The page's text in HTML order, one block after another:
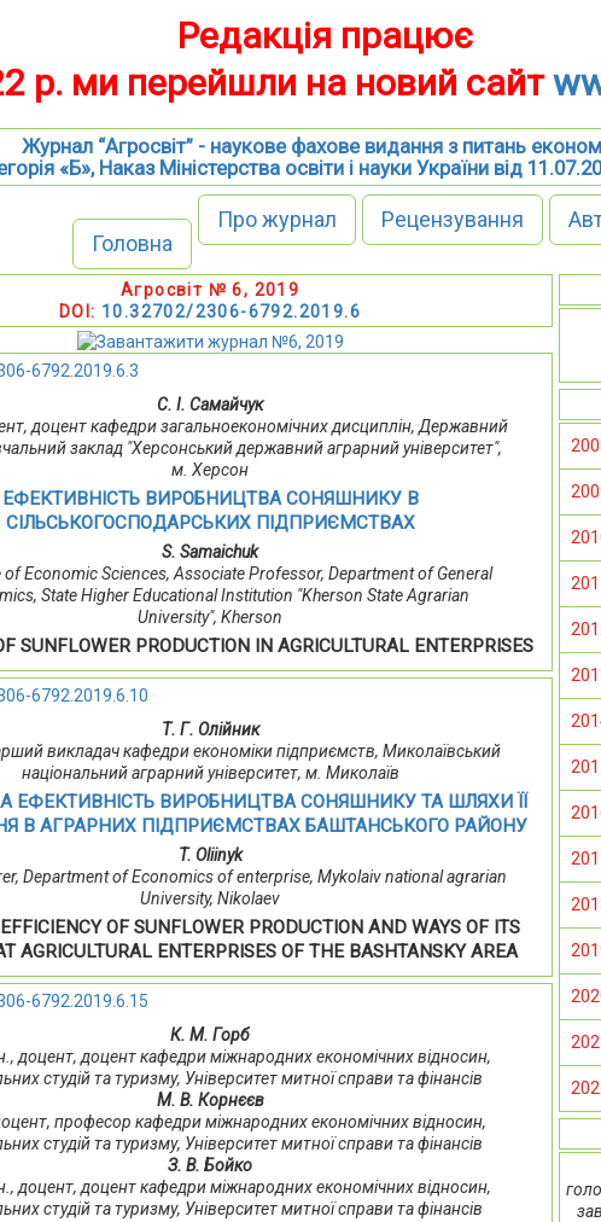
Редакція працює
р. ми перейшли на новий сайт
Журнал “Агросвіт” - наукове фахове видання з питань
«Б», Наказ Міністерства освіти і науки України від
Головна
Про журнал Рецензування
Агросвіт № 6, 2019
DOI: 10.32702/2306-6792.2019.6
6792.2019.6.3
С. І. Самайчук
доцент кафедри загальноекономічних дисциплін, Державний
заклад "Херсонський державний аграрний університет",
м. Херсон
ЕФЕКТИВНІСТЬ ВИРОБНИЦТВА СОНЯШНИКУ В
СІЛЬСЬКОГОСПОДАРСЬКИХ ПІДПРИЄМСТВАХ
S. Samaichuk
of Economic Sciences, Associate Professor, Department of General
State Higher Educational Institution "Kherson State Agrarian
University", Kherson
SUNFLOWER PRODUCTION IN AGRICULTURAL ENTERPRISES
6792.2019.6.10
Т. Г. Олійник
викладач кафедри економіки підприємств, Миколаївський
національний аграрний університет, м. Миколаїв
ЕФЕКТИВНІСТЬ ВИРОБНИЦТВА СОНЯШНИКУ ТА ШЛЯХИ ЇЇ
В АГРАРНИХ ПІДПРИЄМСТВАХ БАШТАНСЬКОГО РАЙОНУ
T. Oliinyk
Department of Economics of enterprise, Mykolaiv national agrarian
University, Nikolaev
OF SUNFLOWER PRODUCTION AND WAYS OF ITS
AGRICULTURAL ENTERPRISES OF THE BASHTANSKY AREA
6792.2019.6.15
К. М. Горб
доцент, доцент кафедри міжнародних економічних відносин,
студій та туризму, Університет митної справи та фінансів
М. В. Корнєєв
професор кафедри міжнародних економічних відносин,
студій та туризму, Університет митної справи та фінансів
З. В. Бойко
доцент, доцент кафедри міжнародних економічних відносин,
студій та туризму, Університет митної справи та фінансів